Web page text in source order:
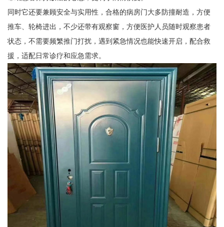
同时它还要兼顾安全与实用性，合格的病房门大多防撞耐造，方便
推车、轮椅进出，不少还带有观察窗，方便医护人员随时观察患者
状态，不需要频繁推门打扰，遇到紧急情况也能快速开启，配合救
援，适配日常诊疗和应急需求。